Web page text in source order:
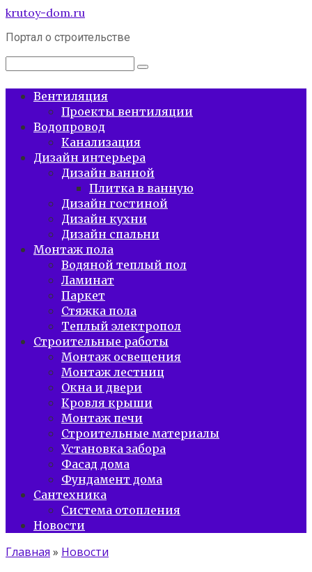
Перейти
контенту
krutoy-dom.ru
Портал о строительстве
Поиск:
Вентиляция
Проекты вентиляции
Водопровод
Канализация
Дизайн интерьера
Дизайн ванной
Плитка в ванную
Дизайн гостиной
Дизайн кухни
Дизайн спальни
Монтаж пола
Водяной теплый пол
Ламинат
Паркет
Стяжка пола
Теплый электропол
Строительные работы
Монтаж освещения
Монтаж лестниц
Окна и двери
Кровля крыши
Монтаж печи
Строительные материалы
Установка забора
Фасад дома
Фундамент дома
Сантехника
Система отопления
Новости
Главная » Новости